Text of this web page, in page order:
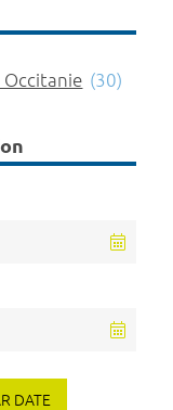
Occitanie (30)
DATE